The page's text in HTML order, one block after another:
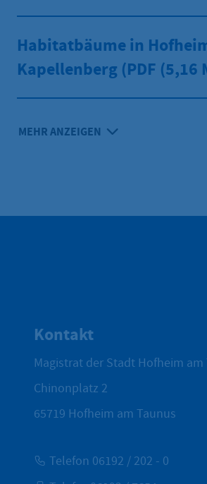
Habitatbäume in
Kapellenberg (PDF (5,16
MEHR ANZEIGEN
Kontakt
Magistrat der Stadt Hofheim am
Chinonplatz 2
65719 Hofheim am Taunus
Telefon 06192 / 202 - 0